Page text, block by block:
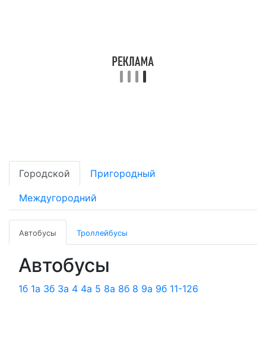
Городской Пригородный
Междугородний
Автобусы Троллейбусы
Автобусы
1б 1а 3б 3а 4 4а 5 8а 8б 8 9а 9б 11-126